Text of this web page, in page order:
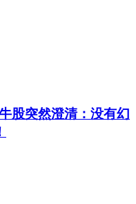
股突然澄清：没有幻